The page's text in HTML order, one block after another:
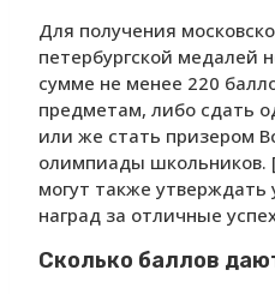
Для получения
петербургской медалей
сумме не менее 220
предметам, либо сдать
или же стать призером
олимпиады школьников.
могут также утверждать
наград за отличные
Сколько баллов